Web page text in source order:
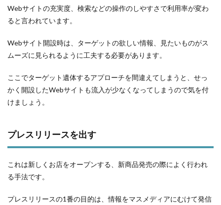
Webサイトの充実度、検索などの操作のしやすさで利用率が変わ
ると言われています。
Webサイト開設時は、ターゲットの欲しい情報、見たいものがス
ムーズに見られるように工夫する必要があります。
ここでターゲット遺体するアプローチを間違えてしまうと、せっ
かく開設したWebサイトも流入が少なくなってしまうので気を付
けましょう。
プレスリリースを出す
これは新しくお店をオープンする、新商品発売の際によく行われ
る手法です。
プレスリリースの1番の目的は、情報をマスメディアにむけて発信